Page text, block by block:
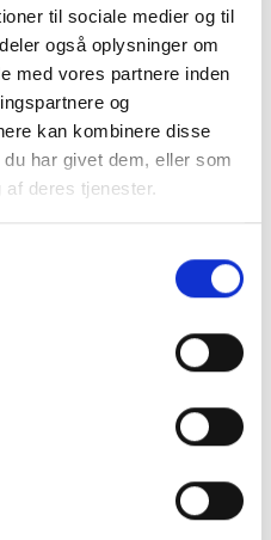
til sociale medier og til
også oplysninger om
med vores partnere inden
og
kan kombinere disse
har givet dem, eller som
deres tjenester.
til, at navnlig
skabes sikkert,
perspektiv for
er her
del af
i verdens
gennem mange år
med en ekstern